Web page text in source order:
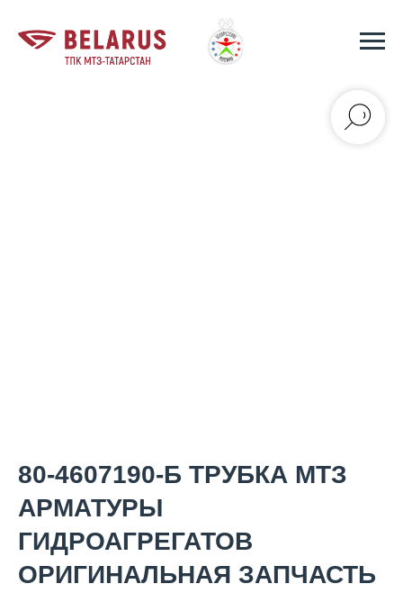
80-4607190-Б ТРУБКА МТЗ
АРМАТУРЫ
ГИДРОАГРЕГАТОВ
ОРИГИНАЛЬНАЯ ЗАПЧАСТЬ